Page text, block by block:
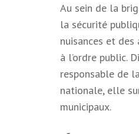
Au sein de la
la sécurité
nuisances et
à l’ordre public.
responsable de
nationale, elle
municipaux.